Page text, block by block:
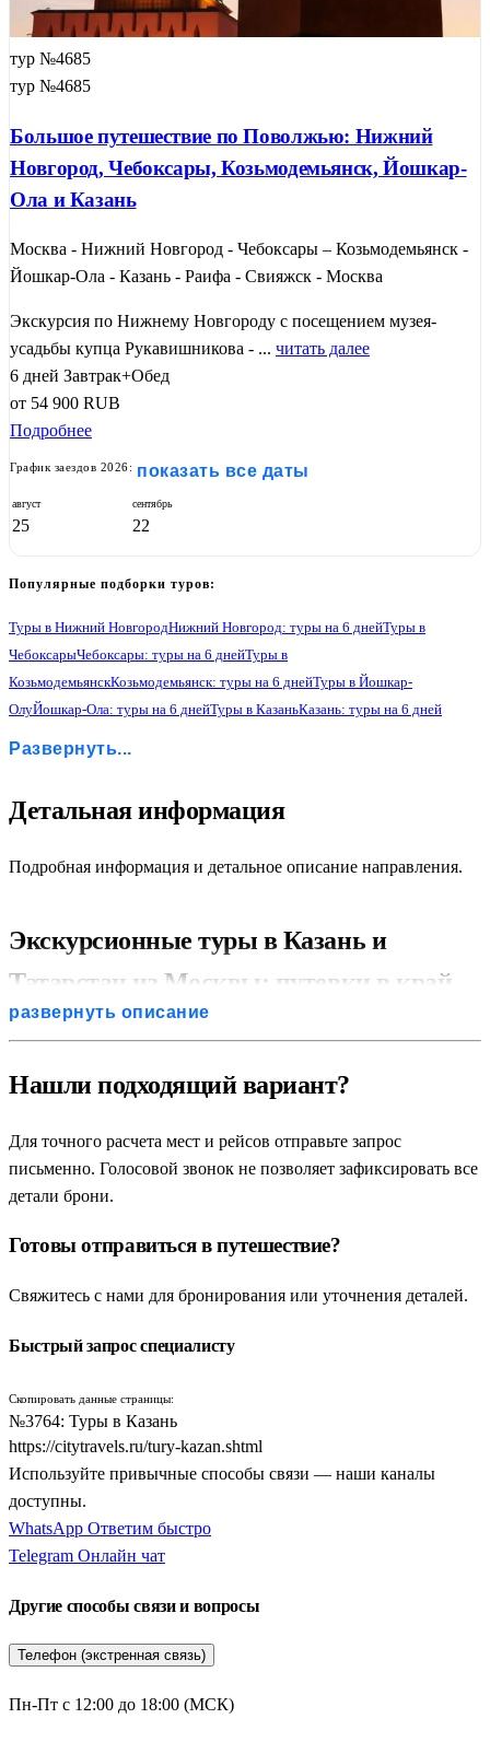
тур №4685
тур №4685
Большое путешествие по Поволжью: Нижний
Новгород, Чебоксары, Козьмодемьянск, Йошкар-
Ола и Казань
Москва - Нижний Новгород - Чебоксары – Козьмодемьянск -
Йошкар-Ола - Казань - Раифа - Свияжск - Москва
Экскурсия по Нижнему Новгороду с посещением музея-
усадьбы купца Рукавишникова - ... читать далее
6 дней Завтрак+Обед
от 54 900 RUB
Подробнее
График заездов 2026: показать все даты
август
25
сентябрь
22
Популярные подборки туров:
Туры в Нижний НовгородНижний Новгород: туры на 6 днейТуры в
ЧебоксарыЧебоксары: туры на 6 днейТуры в
КозьмодемьянскКозьмодемьянск: туры на 6 днейТуры в Йошкар-
ОлуЙошкар-Ола: туры на 6 днейТуры в КазаньКазань: туры на 6 дней
Свияжск: туры на 6 дней
Развернуть...
Детальная информация
Подробная информация и детальное описание направления.
Экскурсионные туры в Казань и
Татарстан из Москвы: путевки в край
двух культур
Татарстан — это удивительный регион России, где на
православия и ислама, древняя история Поволжья и
ультрасовременные технологии будущего. Регулярные
экскурсионные туры в Казань и Татарстан из Москвы
направлений. Современные пакетные путевки и
огромный выбор маршрутов: от коротких автобусных и
многодневных экспедиций по Поволжью. Такой формат
семей с детьми до больших экскурсионных групп.
Главное преимущество, которое дают организованные
экскурсии — это четко продуманная логистика,
комфортабельный транспорт и сопровождение опытных
местных гидов. Вам не придется самостоятельно искать
билеты в популярные музеи-заповедники или думать о
проживание в проверенных отелях, обзорные экскурсии и
дегустации национальных блюд татарской кухни,
организована на самом высоком уровне. Вы сможете
полностью погрузиться в атмосферу восточного
развернуть описание
Нашли подходящий вариант?
Для точного расчета мест и рейсов отправьте запрос
письменно. Голосовой звонок не позволяет зафиксировать все
детали брони.
Готовы отправиться в путешествие?
Свяжитесь с нами для бронирования или уточнения деталей.
Быстрый запрос специалисту
Скопировать данные страницы:
№3764: Туры в Казань
https://citytravels.ru/tury-kazan.shtml
Используйте привычные способы связи — наши каналы
доступны.
WhatsApp Ответим быстро
Telegram Онлайн чат
Другие способы связи и вопросы
Телефон (экстренная связь)
Пн-Пт с 12:00 до 18:00 (МСК)